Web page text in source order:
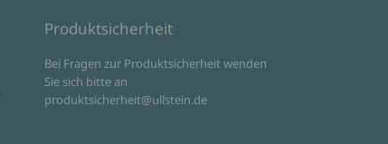
Produktsicherheit
Bei Fragen zur Produktsicherheit wenden
Sie sich bitte an
produktsicherheit@ullstein.de